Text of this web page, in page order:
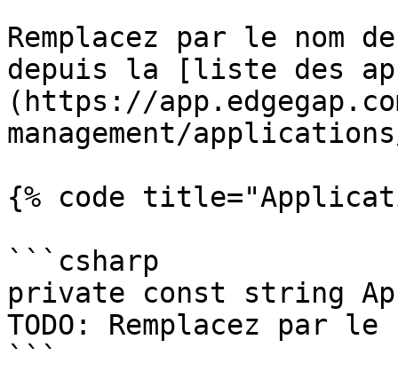
Remplacez par le nom
depuis la [liste des
(https://
management/
{% code
```csharp
private const string
TODO: Remplacez par
```